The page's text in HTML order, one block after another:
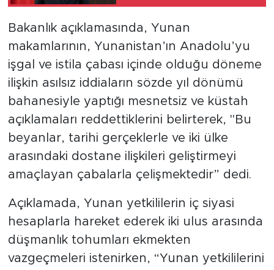
Bakanlık açıklamasında, Yunan
makamlarının, Yunanistan’ın Anadolu’yu
işgal ve istila çabası içinde olduğu döneme
ilişkin asılsız iddiaların sözde yıl dönümü
bahanesiyle yaptığı mesnetsiz ve küstah
açıklamaları reddettiklerini belirterek, "Bu
beyanlar, tarihi gerçeklerle ve iki ülke
arasındaki dostane ilişkileri geliştirmeyi
amaçlayan çabalarla çelişmektedir” dedi.
Açıklamada, Yunan yetkililerin iç siyasi
hesaplarla hareket ederek iki ulus arasında
düşmanlık tohumları ekmekten
vazgeçmeleri istenirken, “Yunan yetkililerini